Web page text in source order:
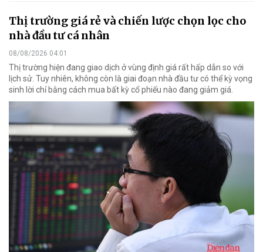
Thị trường giá rẻ và chiến lược chọn lọc cho
nhà đầu tư cá nhân
08/08/2026 04:01
Thị trường hiện đang giao dịch ở vùng định giá rất hấp dẫn so với
lịch sử. Tuy nhiên, không còn là giai đoạn nhà đầu tư có thể kỳ vọng
sinh lời chỉ bằng cách mua bất kỳ cổ phiếu nào đang giảm giá.